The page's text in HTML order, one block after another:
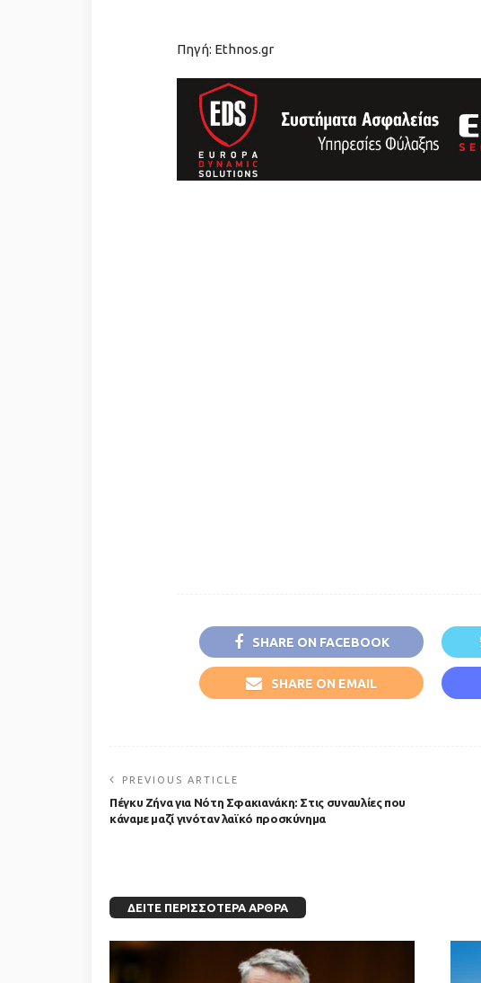
Πηγή: Ethnos.gr
SHARE ON FACEBOOK
SHARE ON EMAIL
PREVIOUS ARTICLE
Πέγκυ Ζήνα για Νότη Σφακιανάκη: Στις συναυλίες που
κάναμε μαζί γινόταν λαϊκό προσκύνημα
ΔΕΊΤΕ ΠΕΡΙΣΣΌΤΕΡΑ ΆΡΘΡΑ